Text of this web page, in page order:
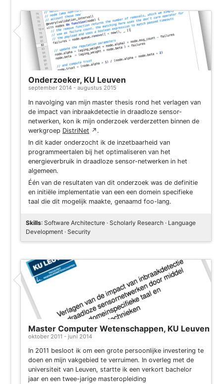
Onderzoeker, KU Leuven
september 2014 - augustus 2015
In navolging van mijn master thesis rond het verlagen van
de impact van inbraakdetectie in draadloze sensor-
netwerken, kon ik mijn onderzoek verderzetten binnen de
werkgroep DistriNet ↗ .
In dit kader onderzocht ik de inzetbaarheid van
programmeertalen bij het optimaliseren van het
energieverbruik in draadloze sensor-netwerken in het
algemeen.
Één van de resultaten van dit onderzoek was de definitie
en initiële implementatie van een een domein specifieke
taal die dit mogelijk maakte, genaamd foo-lang.
Skills: Software Architecture · Scholarly Research · Language
Development · Security
Master Computer Wetenschappen, KU Leuven
oktober 2011 - juni 2014
In 2011 besloot ik om een grote persoonlijke investering te
doen en mijn vakgebied te verruimen. In overleg met de
universiteit van Leuven, startte ik een verkort bachelor
jaar en een twee-jarige masteropleiding